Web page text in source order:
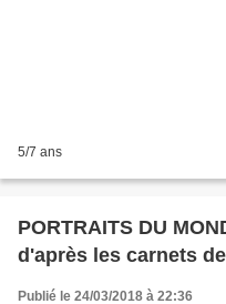
5/7 ans
PORTRAITS DU
d'après les carnets
Publié le 24/03/2018 à 22:36